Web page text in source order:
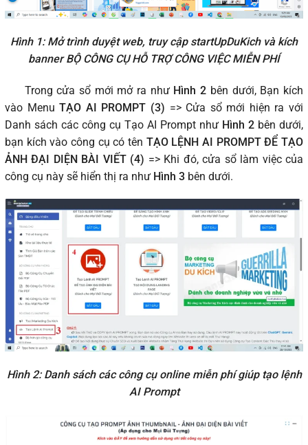
Hình 1: Mở trình duyệt web, truy cập startUpDuKich và kích
banner BỘ CÔNG CỤ HỖ TRỢ CÔNG VIỆC MIỄN PHÍ
Trong cửa sổ mới mở ra như Hình 2 bên dưới, Bạn kích
vào MenuTẠO AI PROMPT (3) => Cửa sổ mới hiện ra với
Danh sách các công cụ Tạo AI Prompt như Hình 2 bên dưới,
bạn kích vào công cụ có tên TẠO LỆNH AI PROMPT ĐỂ TẠO
ẢNH ĐẠI DIỆN BÀI VIẾT (4) => Khi đó, cửa sổ làm việc của
công cụ này sẽ hiển thị ra như Hình 3 bên dưới.
Hình 2: Danh sách các công cụ online miễn phí giúp tạo lệnh
AI Prompt